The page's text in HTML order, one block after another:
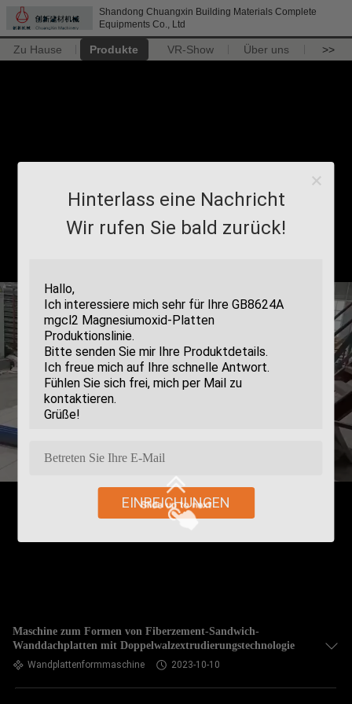
Shandong Chuangxin Building Materials Complete
Equipments Co., Ltd
Zu Hause Produkte VR-Show Über uns >>
Hinterlass eine Nachricht
Wir rufen Sie bald zurück!
EINREICHUNGEN
Maschine zum Formen von Fiberzement-Sandwich-
Wanddachplatten mit Doppelwalzextrudierungstechnologie
Wandplattenformmaschine 2023-10-10